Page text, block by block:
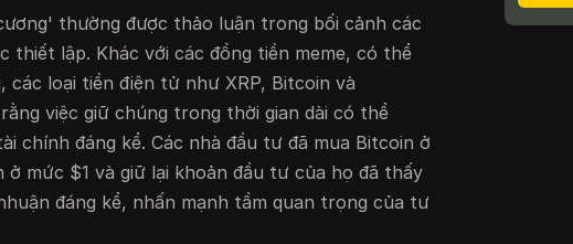
thường được thảo luận trong bối cảnh các
thiết lập. Khác với các đồng tiền meme, có thể
các loại tiền điện tử như XRP, Bitcoin và
việc giữ chúng trong thời gian dài có thể
chính đáng kể. Các nhà đầu tư đã mua Bitcoin ở
ở mức $1 và giữ lại khoản đầu tư của họ đã thấy
đáng kể, nhấn mạnh tầm quan trọng của tư